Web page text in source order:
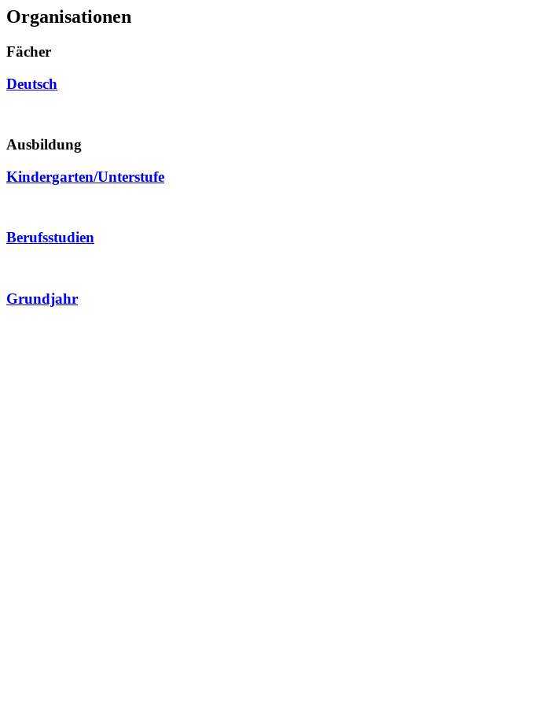
Organisationen
Fächer
Deutsch
Ausbildung
Kindergarten/Unterstufe
Berufsstudien
Grundjahr